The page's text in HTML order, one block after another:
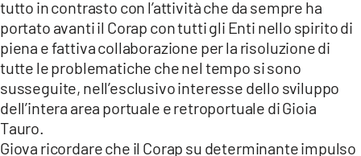
App
ANDROID
APPLE
tutto in contrasto con l’attività che da sempre ha
portato avanti il Corap con tutti gli Enti nello spirito di
piena e fattiva collaborazione per la risoluzione di
tutte le problematiche che nel tempo si sono
susseguite, nell’esclusivo interesse dello sviluppo
dell’intera area portuale e retroportuale di Gioia
Tauro.
Giova ricordare che il Corap su determinante impulso